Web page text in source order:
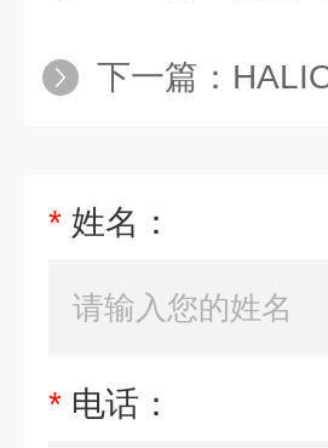
下一篇：
* 姓名：
* 电话：